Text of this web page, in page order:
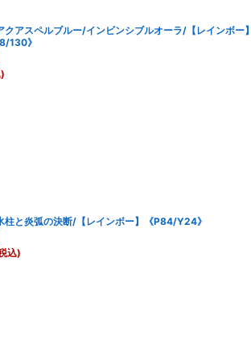
クアスペルブルー/インビンシブルオーラ/【レインボー】
130》
柱と炎弧の決断/【レインボー】《P84/Y24》
込)